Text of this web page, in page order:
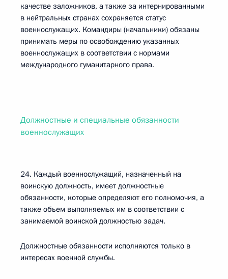
качестве заложников, а также за интернированными
в нейтральных странах сохраняется статус
военнослужащих. Командиры (начальники) обязаны
принимать меры по освобождению указанных
военнослужащих в соответствии с нормами
международного гуманитарного права.
Должностные и специальные обязанности
военнослужащих
24. Каждый военнослужащий, назначенный на
воинскую должность, имеет должностные
обязанности, которые определяют его полномочия, а
также объем выполняемых им в соответствии с
занимаемой воинской должностью задач.
Должностные обязанности исполняются только в
интересах военной службы.